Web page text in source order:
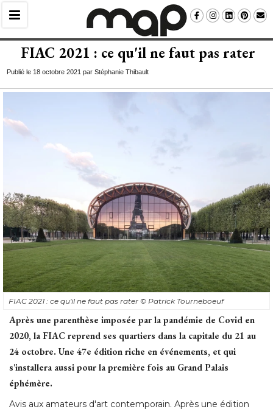
FIAC 2021 : ce qu'il ne faut pas rater
Publié le 18 octobre 2021 par Stéphanie Thibault
FIAC 2021 : ce qu'il ne faut pas rater © Patrick Tourneboeuf
Après une parenthèse imposée par la pandémie de Covid en
2020, la FIAC reprend ses quartiers dans la capitale du 21 au
24 octobre. Une 47e édition riche en événements, et qui
s'installera aussi pour la première fois au Grand Palais
éphémère.
Avis aux amateurs d'art contemporain. Après une édition